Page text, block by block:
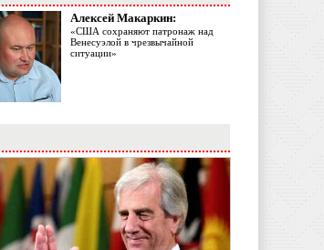
Алексей Макаркин:
«США сохраняют патронаж над
Венесуэлой в чрезвычайной
ситуации»